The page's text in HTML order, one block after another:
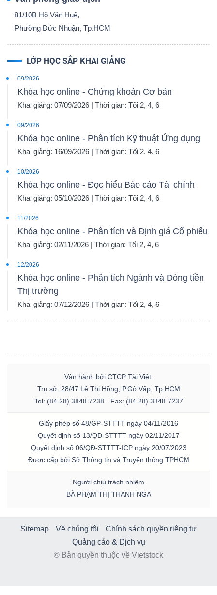
81/10B Hồ Văn Huê,
Phường Đức Nhuận, Tp.HCM
LỚP HỌC SẮP KHAI GIẢNG
09/2026
Khóa học online - Chứng khoán Cơ bản
Khai giảng: 07/09/2026 | Thời gian: Tối 2, 4, 6
09/2026
Khóa học online - Phân tích Kỹ thuật Ứng dụng
Khai giảng: 16/09/2026 | Thời gian: Tối 2, 4, 6
10/2026
Khóa học online - Đọc hiểu Báo cáo Tài chính
Khai giảng: 05/10/2026 | Thời gian: Tối 2, 4, 6
11/2026
Khóa học online - Phân tích và Định giá Cổ phiếu
Khai giảng: 02/11/2026 | Thời gian: Tối 2, 4, 6
12/2026
Khóa học online - Phân tích Ngành và Dòng tiền
Thị trường
Khai giảng: 07/12/2026 | Thời gian: Tối 2, 4, 6
Vận hành bởi CTCP Tài Việt.
Trụ sở: 28/47 Lê Thị Hồng, P.Gò Vấp, Tp.HCM
Tel: (84.28) 3848 7238 - Fax: (84.28) 3848 7237
Giấy phép số 48/GP-STTTT ngày 04/11/2016
Quyết định số 13/QĐ-STTTT ngày 02/11/2017
Quyết định số 06/QĐ-STTTT-ICP ngày 20/07/2023
Được cấp bởi Sở Thông tin và Truyền thông TPHCM
Người chịu trách nhiệm
BÀ PHẠM THỊ THANH NGA
Sitemap Về chúng tôi
Chính sách quyền riêng tư
Quảng cáo & Dịch vụ
© Bản quyền thuộc về Vietstock